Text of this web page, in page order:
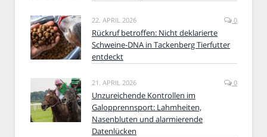
22. APRIL 2026 0
Rückruf betroffen: Nicht deklarierte
Schweine-DNA in Tackenberg Tierfutter
entdeckt
21. APRIL 2026 0
Unzureichende Kontrollen im
Galopprennsport: Lahmheiten,
Nasenbluten und alarmierende
Datenlücken